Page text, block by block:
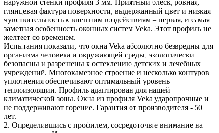
наружной стенки профиля 3 мм. Приятный блеск, ровная,
глянцевая фактура поверхности, выдержанный цвет и низкая
чувствительность к внешним воздействиям – первая, и самая
заметная особенность оконных систем Veka. Этот профиль не
желтеет со временем.
Испытания показали, что окна Veka абсолютно безвредны для
организма человека и окружающей среды, экологически
безопасны и разрешены к остеклению детских и лечебных
учреждений. Многокамерное строение и несколько контуров
уплотнения обеспечивают оптимальный уровень
теплоизоляции. Профиль адаптирован для нашей
климатической зоны. Окна из профиля Veka ударопрочные и
не поддерживают горение. Гарантия от производителя - 50
лет.
2. Определившись с профилем, сосредоточьте внимание на